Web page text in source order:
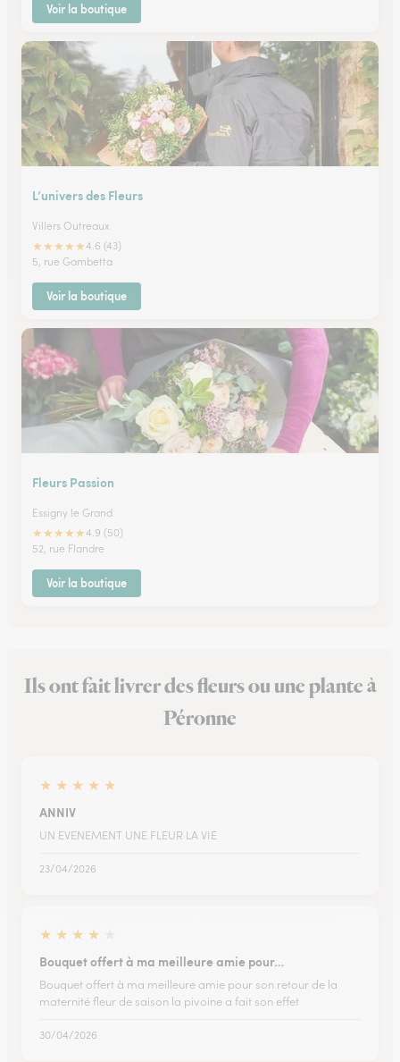
Voir la boutique
L’univers des Fleurs
Villers Outreaux
★★★★★4.6 (43)
5, rue Gambetta
Voir la boutique
Fleurs Passion
Essigny le Grand
★★★★★4.9 (50)
52, rue Flandre
Voir la boutique
Ils ont fait livrer des fleurs ou une plante à
Péronne
★ ★ ★ ★ ★
ANNIV
UN EVENEMENT UNE FLEUR LA VIE
23/04/2026
★ ★ ★ ★
Bouquet offert à ma meilleure amie pour…
Bouquet offert à ma meilleure amie pour son retour de la
maternité fleur de saison la pivoine a fait son effet
30/04/2026